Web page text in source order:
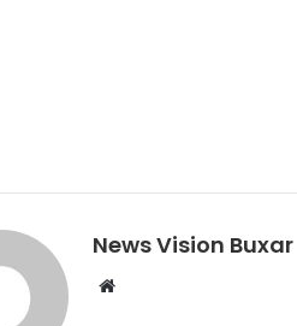
News Vision Buxar